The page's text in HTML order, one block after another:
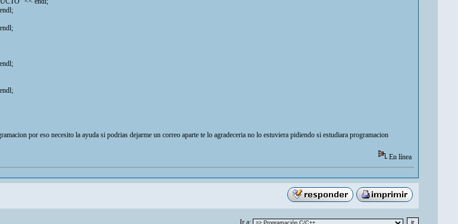
por eso necesito la ayuda si podrias dejarme un correo aparte te lo agradeceria no lo estuviera pidiendo si estudiara programacion
En línea
Ir a: